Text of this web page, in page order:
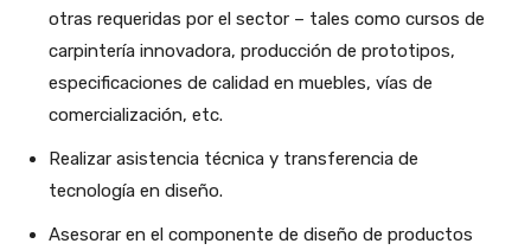
otras requeridas por el sector – tales como cursos de
carpintería innovadora, producción de prototipos,
especificaciones de calidad en muebles, vías de
comercialización, etc.
Realizar asistencia técnica y transferencia de
tecnología en diseño.
Asesorar en el componente de diseño de productos